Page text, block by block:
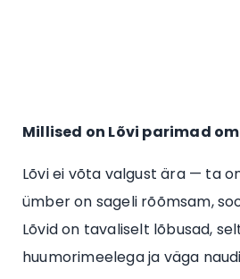
Millised on Lõvi parimad
Lõvi ei võta valgust ära — ta
ümber on sageli rõõmsam,
Lõvid on tavaliselt lõbusad,
huumorimeelega ja väga